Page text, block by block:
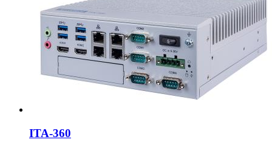
ITA-360